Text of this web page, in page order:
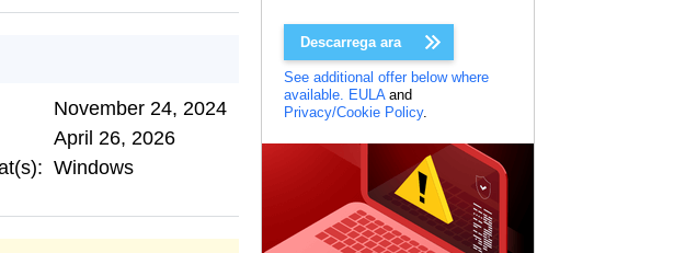
November 24, 2024
April 26, 2026
Windows
Descarrega ara
See additional offer below where
available. EULAand
Privacy/Cookie Policy.